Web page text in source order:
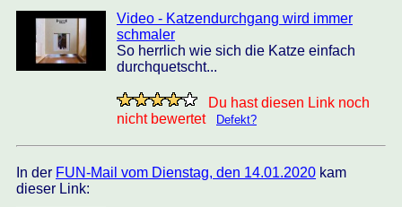
Video - Katzendurchgang wird immer
schmaler
So herrlich wie sich die Katze einfach
durchquetscht...
Du hast diesen Link noch
nicht bewertet
Defekt?
In der FUN-Mail vom Dienstag, den 14.01.2020 kam
dieser Link: